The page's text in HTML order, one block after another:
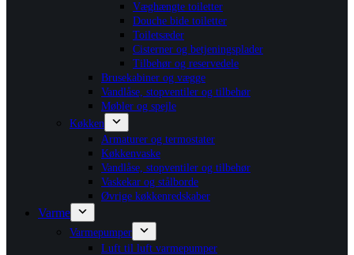
Væghængte toiletter
Douche bide toiletter
Toiletsæder
Cisterner og betjeningsplader
Tilbehør og reservedele
Brusekabiner og vægge
Vandlåse, stopventiler og tilbehør
Møbler og spejle
Køkken
Armaturer og termostater
Køkkenvaske
Vandlåse, stopventiler og tilbehør
Vaskekar og stålborde
Øvrige køkkenredskaber
Varme
Varmepumper
Luft til luft varmepumper